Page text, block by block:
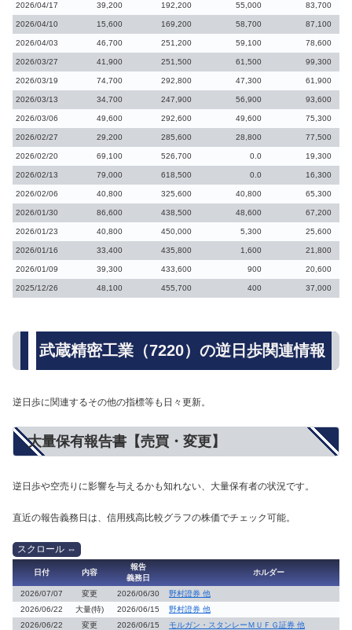
2026/04/17 39,200 192,200 55,000 83,700
2026/04/10 15,600 169,200 58,700 87,100
2026/04/03 46,700 251,200 59,100 78,600
2026/03/27 41,900 251,500 61,500 99,300
2026/03/19 74,700 292,800 47,300 61,900
2026/03/13 34,700 247,900 56,900 93,600
2026/03/06 49,600 292,600 49,600 75,300
2026/02/27 29,200 285,600 28,800 77,500
2026/02/20 69,100 526,700 0.0 19,300
2026/02/13 79,000 618,500 0.0 16,300
2026/02/06 40,800 325,600 40,800 65,300
2026/01/30 86,600 438,500 48,600 67,200
2026/01/23 40,800 450,000 5,300 25,600
2026/01/16 33,400 435,800 1,600 21,800
2026/01/09 39,300 433,600 900 20,600
2025/12/26 48,100 455,700 400 37,000
武蔵精密工業（7220）の逆日歩関連情報
逆日歩に関連するその他の指標等も日々更新。
大量保有報告書【売買・変更】
逆日歩や空売りに影響を与えるかも知れない、大量保有者の状況です。
直近の報告義務日は、信用残高比較グラフの株価でチェック可能。
日付 内容
報告
義務日
ホルダー
2026/07/07 変更 2026/06/30
野村證券 他
2026/06/22
大量(特) 2026/06/15
野村證券 他
2026/06/22
変更 2026/06/15
モルガン・スタンレーＭＵＦＧ証券 他